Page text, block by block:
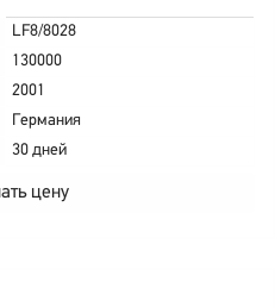
LF8/8028
130000
2001
Германия
30 дней
цену